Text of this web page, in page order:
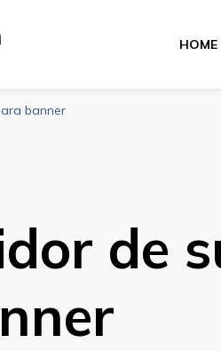
HOME
banner
de